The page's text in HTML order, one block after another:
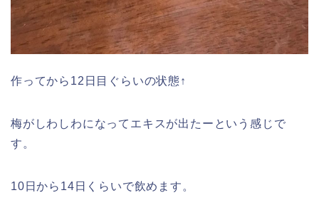
作ってから12日目ぐらいの状態↑
梅がしわしわになってエキスが出たーという感じで
す。
10日から14日くらいで飲めます。